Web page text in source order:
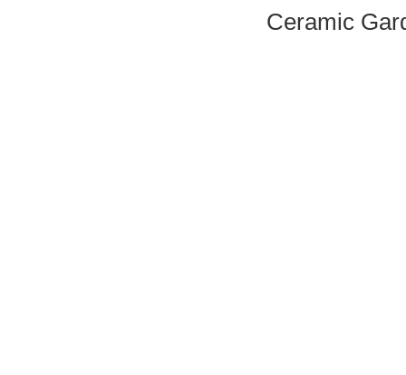
Ceramic